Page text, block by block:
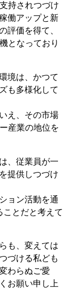
持されつづけ
働アップと新
評価を得て、
となっており
境は、かつて
も多様化して
え、その市場
産業の地位を
、従業員が一
提供しつづけ
ョン活動を通
ことだと考えて
も、変えては
づける私ども
わらぬご愛
お願い申し上